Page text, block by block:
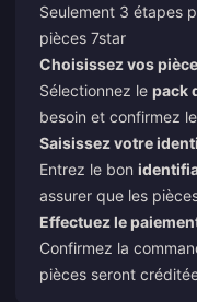
Seulement 3 étapes
pièces 7star
Choisissez vos
Sélectionnez le pack
besoin et confirmez
Saisissez votre
Entrez le bon
assurer que les
Effectuez le
Confirmez la
pièces seront